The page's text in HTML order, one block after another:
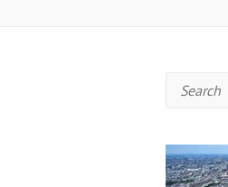
Search